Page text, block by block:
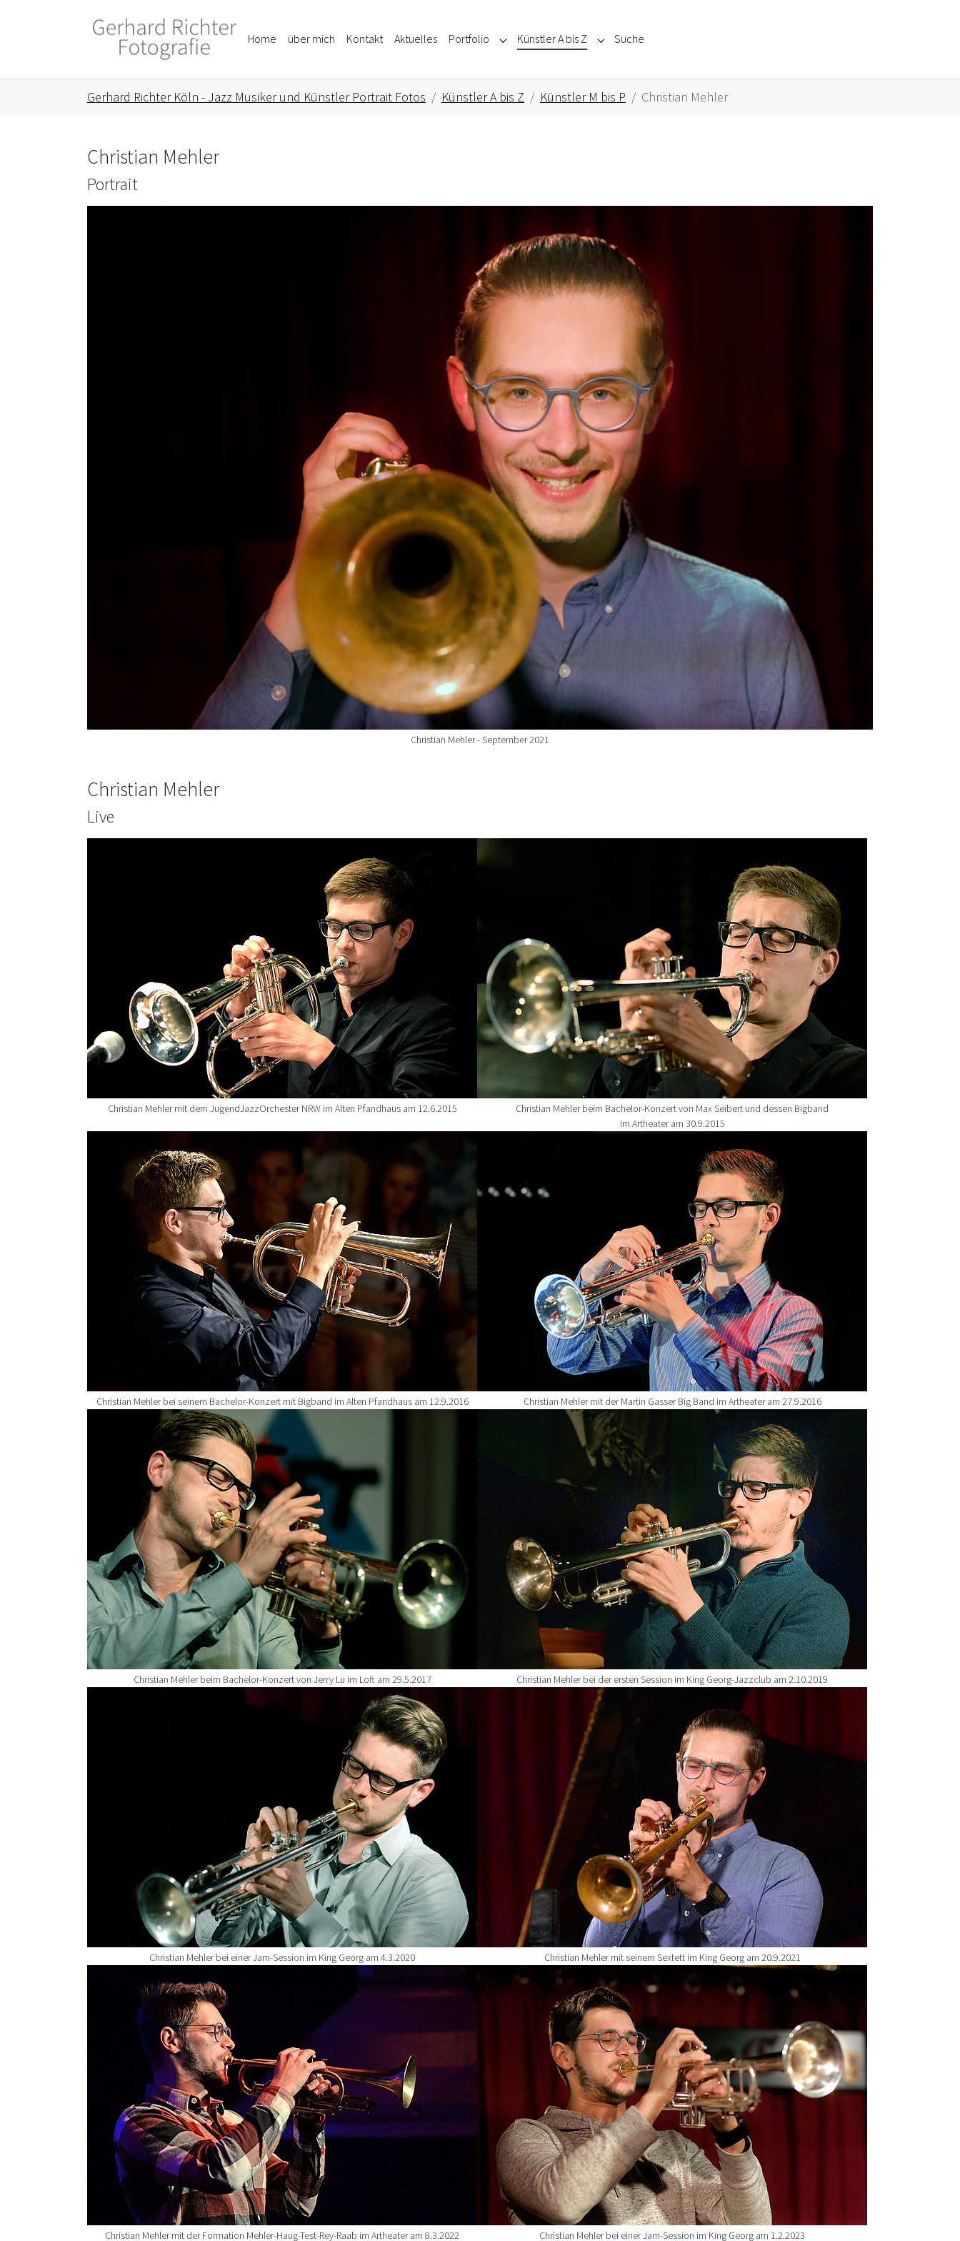
Home über mich Kontakt Aktuelles Portfolio Submenu for "Portfolio"
Künstler A bis Z Submenu for "Künstler A bis Z"
Suche
Gerhard Richter Köln - Jazz Musiker und Künstler Portrait Fotos Künstler A bis Z Künstler M bis P Christian Mehler
Christian Mehler
Portrait
Christian Mehler - September 2021
Christian Mehler
Live
Christian Mehler mit dem JugendJazzOrchester NRW im Alten Pfandhaus am 12.6.2015
Christian Mehler beim Bachelor-Konzert von Max Seibert und dessen Bigband
im Artheater am 30.9.2015
Christian Mehler bei seinem Bachelor-Konzert mit Bigband im Alten Pfandhaus am 12.9.2016 Christian Mehler mit der Martin Gasser Big Band im Artheater am 27.9.2016
Show larger version for:
Christian Mehler beim Bachelor-Konzert von Jerry Lu im Loft am 29.5.2017
Show larger version for:
Christian Mehler bei der ersten Session im King Georg-Jazzclub am 2.10.2019
Christian Mehler bei einer Jam-Session im King Georg am 4.3.2020
Show larger version for:
Christian Mehler mit seinem Sextett im King Georg am 20.9.2021
Christian Mehler mit der Formation Mehler-Haug-Test-Rey-Raab im Artheater am 8.3.2022
Show larger version for:
Christian Mehler bei einer Jam-Session im King Georg am 1.2.2023